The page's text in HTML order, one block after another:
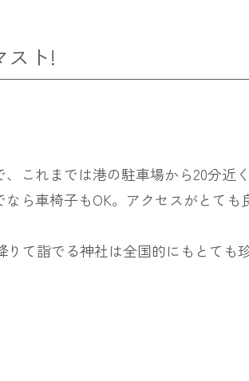
スト!
これまでは港の駐車場から20分近
ら車椅子もOK。アクセスがとても
て詣でる神社は全国的にもとても